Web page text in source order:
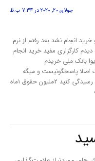
جولای 20, 2020 در 7:34 ب.ظ
انجام نشد بعد رفتم از نرم
کارگزاری مفید خرید انجام
2ملیون که از ایوا بانک ملی خریدم
وبانک اصلا پاسخگونیست و میگه
پولی به ما ندادن که به شما برگردونیم تو قرآن رسیدگی کنید 2ملیون حقوق 1ماه